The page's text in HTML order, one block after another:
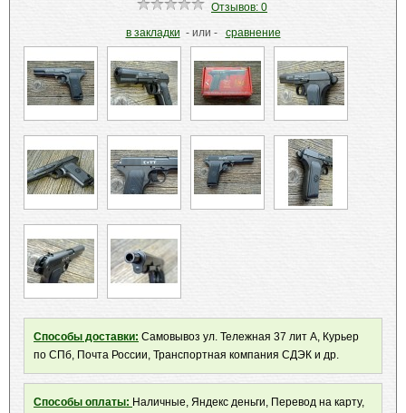
Отзывов: 0
в закладки - или - сравнение
Способы доставки: Самовывоз ул. Тележная 37 лит А, Курьер
по СПб, Почта России, Транспортная компания СДЭК и др.
Способы оплаты: Наличные, Яндекс деньги, Перевод на карту,